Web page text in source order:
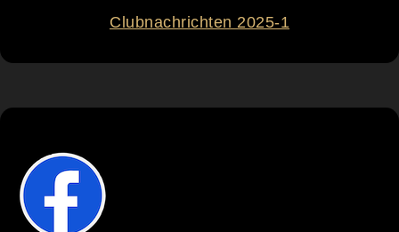
Clubnachrichten 2025-1